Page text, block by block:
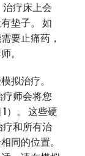
疗床上会
垫子。 如
要止痛药，
。
拟治疗。
师会将您
）。 这些硬
疗和所有治
同的位置。